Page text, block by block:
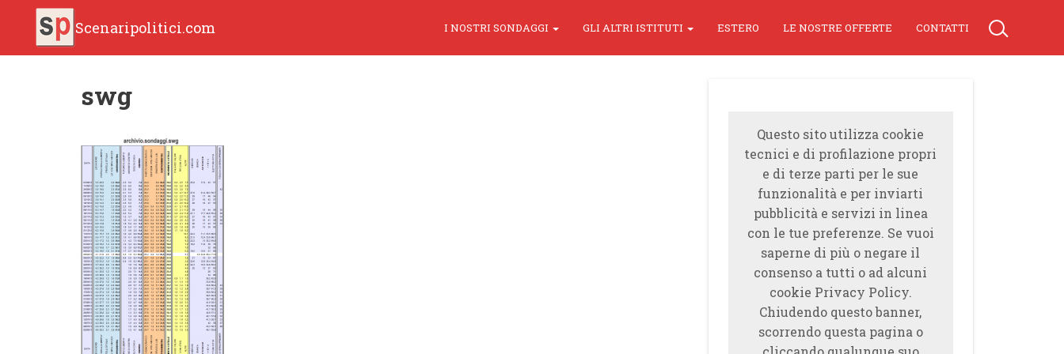
Scenaripolitici.com I NOSTRI SONDAGGI GLI ALTRI ISTITUTI ESTERO LE NOSTRE OFFERTE CONTATTI
swg
Questo sito utilizza cookie
tecnici e di profilazione propri
e di terze parti per le sue
funzionalità e per inviarti
pubblicità e servizi in linea
con le tue preferenze. Se vuoi
saperne di più o negare il
consenso a tutti o ad alcuni
cookie Privacy Policy.
Chiudendo questo banner,
scorrendo questa pagina o